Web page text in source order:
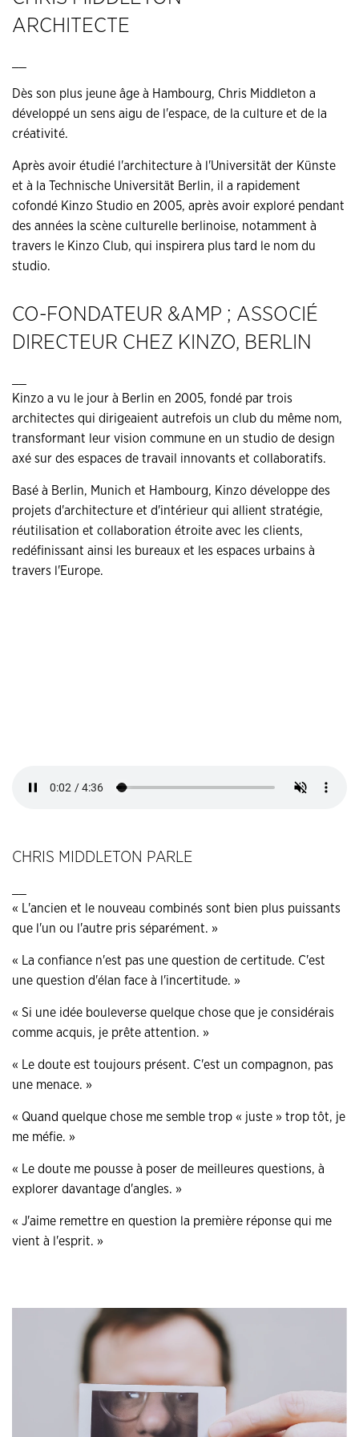
ARCHITECTE
Dès son plus jeune âge à Hambourg, Chris Middleton a
développé un sens aigu de l'espace, de la culture et de la
créativité.
Après avoir étudié l'architecture à l'Universität der Künste
et à la Technische Universität Berlin, il a rapidement
cofondé Kinzo Studio en 2005, après avoir exploré pendant
des années la scène culturelle berlinoise, notamment à
travers le Kinzo Club, qui inspirera plus tard le nom du
studio.
CO-FONDATEUR &AMP ; ASSOCIÉ
DIRECTEUR CHEZ KINZO, BERLIN
Kinzo a vu le jour à Berlin en 2005, fondé par trois
architectes qui dirigeaient autrefois un club du même nom,
transformant leur vision commune en un studio de design
axé sur des espaces de travail innovants et collaboratifs.
Basé à Berlin, Munich et Hambourg, Kinzo développe des
projets d'architecture et d'intérieur qui allient stratégie,
réutilisation et collaboration étroite avec les clients,
redéfinissant ainsi les bureaux et les espaces urbains à
travers l'Europe.
CHRIS MIDDLETON PARLE
« L'ancien et le nouveau combinés sont bien plus puissants
que l'un ou l'autre pris séparément. »
« La confiance n'est pas une question de certitude. C'est
une question d'élan face à l'incertitude. »
« Si une idée bouleverse quelque chose que je considérais
comme acquis, je prête attention. »
« Le doute est toujours présent. C'est un compagnon, pas
une menace. »
« Quand quelque chose me semble trop « juste » trop tôt, je
me méfie. »
« Le doute me pousse à poser de meilleures questions, à
explorer davantage d'angles. »
« J'aime remettre en question la première réponse qui me
vient à l'esprit. »